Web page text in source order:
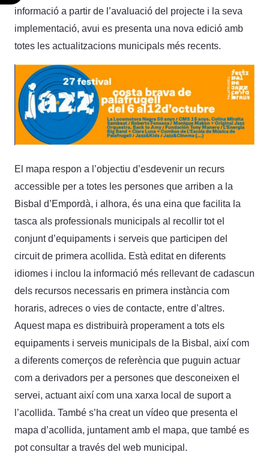
informació a partir de l’avaluació del projecte i la seva
implementació, avui es presenta una nova edició amb
totes les actualitzacions municipals més recents.
El mapa respon a l’objectiu d’esdevenir un recurs
accessible per a totes les persones que arriben a la
Bisbal d’Empordà, i alhora, és una eina que facilita la
tasca als professionals municipals al recollir tot el
conjunt d’equipaments i serveis que participen del
circuit de primera acollida. Està editat en diferents
idiomes i inclou la informació més rellevant de cadascun
dels recursos necessaris en primera instància com
horaris, adreces o vies de contacte, entre d’altres.
Aquest mapa es distribuirà properament a tots els
equipaments i serveis municipals de la Bisbal, així com
a diferents comerços de referència que puguin actuar
com a derivadors per a persones que desconeixen el
servei, actuant així com una xarxa local de suport a
l’acollida. També s’ha creat un vídeo que presenta el
mapa d’acollida, juntament amb el mapa, que també es
pot consultar a través del web municipal.